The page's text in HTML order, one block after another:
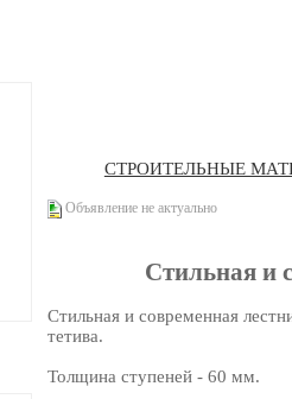
СТРОИТЕЛЬНЫЕ
Объявление не актуально
Стильная и
Стильная и современная
тетива.
Толщина ступеней - 60 мм.